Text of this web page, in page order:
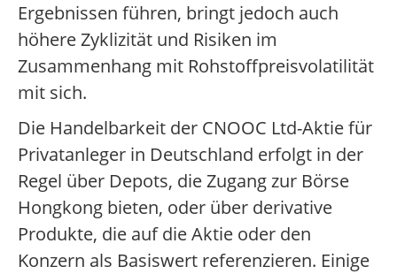
Ergebnissen führen, bringt jedoch auch
höhere Zyklizität und Risiken im
Zusammenhang mit Rohstoffpreisvolatilität
mit sich.
Die Handelbarkeit der CNOOC Ltd-Aktie für
Privatanleger in Deutschland erfolgt in der
Regel über Depots, die Zugang zur Börse
Hongkong bieten, oder über derivative
Produkte, die auf die Aktie oder den
Konzern als Basiswert referenzieren. Einige